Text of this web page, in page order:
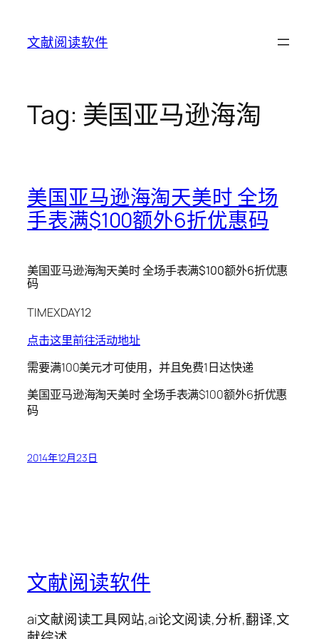
content
文献阅读软件
Tag: 美国亚马逊海淘
美国亚马逊海淘天美时 全场
手表满$100额外6折优惠码
美国亚马逊海淘天美时 全场手表满$100额外6折优惠
码
TIMEXDAY12
点击这里前往活动地址
需要满100美元才可使用，并且免费1日达快递
美国亚马逊海淘天美时 全场手表满$100额外6折优惠
码
2014年12月23日
文献阅读软件
ai文献阅读工具网站,ai论文阅读,分析,翻译,文